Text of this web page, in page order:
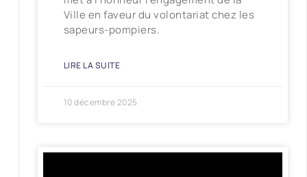
Ville en faveur du volontariat chez les
sapeurs-pompiers.
LIRE LA SUITE
10 décembre 2025